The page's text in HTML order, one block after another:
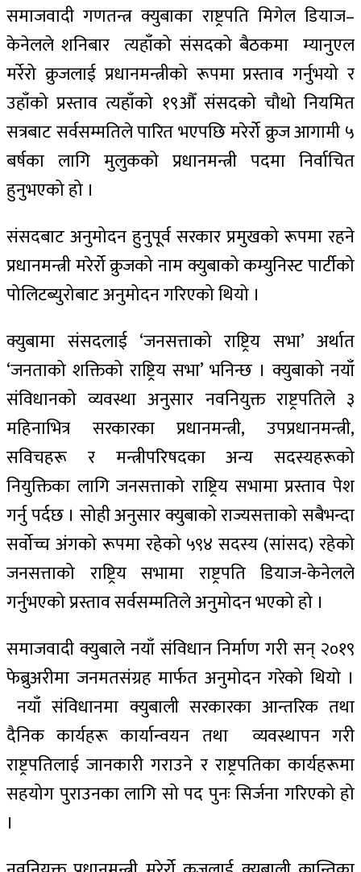
समाजवादी गणतन्त्र क्युबाका राष्ट्रपति मिगेल डियाज–
केनेलले शनिबार त्यहाँको संसदको बैठकमा म्यानुएल
मर्रेरो क्रुजलाई प्रधानमन्त्रीको रूपमा प्रस्ताव गर्नुभयो र
उहाँको प्रस्ताव त्यहाँको १९औँ संसदको चौथो नियमित
सत्रबाट सर्वसम्मतिले पारित भएपछि मरेर्रो क्रुज आगामी ५
बर्षका लागि मुलुकको प्रधानमन्त्री पदमा निर्वाचित
हुनुभएको हो ।
संसदबाट अनुमोदन हुनुपूर्व सरकार प्रमुखको रूपमा रहने
प्रधानमन्त्री मरेर्रो क्रुजको नाम क्युबाको कम्युनिस्ट पार्टीको
पोलिटब्युरोबाट अनुमोदन गरिएको थियो ।
क्युबामा संसदलाई ‘जनसत्ताको राष्ट्रिय सभा’ अर्थात
‘जनताको शक्तिको राष्ट्रिय सभा’ भनिन्छ । क्युबाको नयाँ
संविधानको व्यवस्था अनुसार नवनियुक्त राष्ट्रपतिले ३
महिनाभित्र सरकारका प्रधानमन्त्री, उपप्रधानमन्त्री,
सविचहरू र मन्त्रीपरिषदका अन्य सदस्यहरूको
नियुक्तिका लागि जनसत्ताको राष्ट्रिय सभामा प्रस्ताव पेश
गर्नु पर्दछ । सोही अनुसार क्युबाको राज्यसत्ताको सबैभन्दा
सर्वोच्च अंगको रूपमा रहेको ५९४ सदस्य (सांसद) रहेको
जनसत्ताको राष्ट्रिय सभामा राष्ट्रपति डियाज-केनेलले
गर्नुभएको प्रस्ताव सर्वसम्मतिले अनुमोदन भएको हो ।
समाजवादी क्युबाले नयाँ संविधान निर्माण गरी सन् २०१९
फेब्रुअरीमा जनमतसंग्रह मार्फत अनुमोदन गरेको थियो ।
नयाँ संविधानमा क्युबाली सरकारका आन्तरिक तथा
दैनिक कार्यहरू कार्यान्वयन तथा व्यवस्थापन गरी
राष्ट्रपतिलाई जानकारी गराउने र राष्ट्रपतिका कार्यहरूमा
सहयोग पुराउनका लागि सो पद पुनः सिर्जना गरिएको हो
।